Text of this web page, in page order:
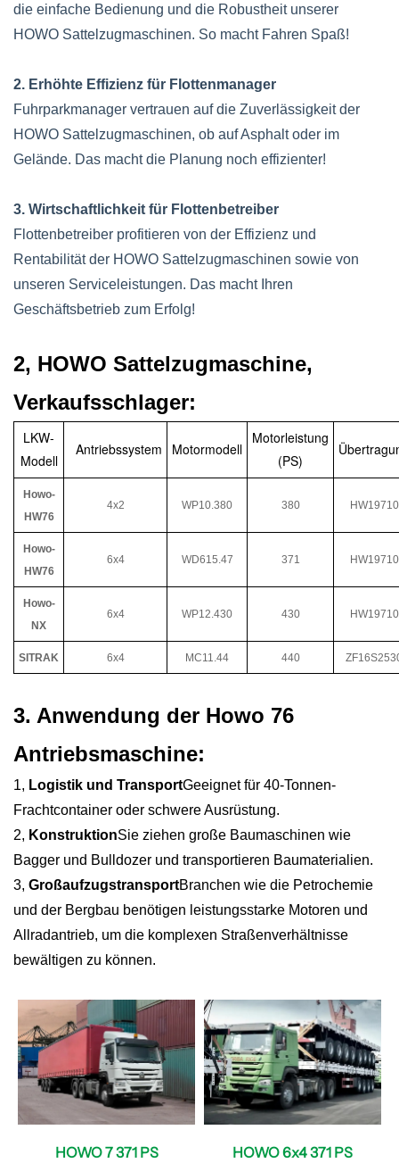
die einfache Bedienung und die Robustheit unserer
HOWO Sattelzugmaschinen. So macht Fahren Spaß!
2. Erhöhte Effizienz für Flottenmanager
Fuhrparkmanager vertrauen auf die Zuverlässigkeit der
HOWO Sattelzugmaschinen, ob auf Asphalt oder im
Gelände. Das macht die Planung noch effizienter!
3. Wirtschaftlichkeit für Flottenbetreiber
Flottenbetreiber profitieren von der Effizienz und
Rentabilität der HOWO Sattelzugmaschinen sowie von
unseren Serviceleistungen. Das macht Ihren
Geschäftsbetrieb zum Erfolg!
2, HOWO Sattelzugmaschine,
Verkaufsschlager:
LKW-
Modell
Antriebssystem Motormodell
Motorleistung
(PS)
Howo-
HW76
4x2 WP10.380 380 HW19710
Howo-
HW76
6x4 WD615.47 371 HW19710
Howo-
NX
6x4 WP12.430 430 HW19710
SITRAK 6x4 MC11.44 440
3. Anwendung der Howo 76
Antriebsmaschine:
1, Logistik und TransportGeeignet für 40-Tonnen-
Frachtcontainer oder schwere Ausrüstung.
2, KonstruktionSie ziehen große Baumaschinen wie
Bagger und Bulldozer und transportieren Baumaterialien.
3, GroßaufzugstransportBranchen wie die Petrochemie
und der Bergbau benötigen leistungsstarke Motoren und
Allradantrieb, um die komplexen Straßenverhältnisse
bewältigen zu können.
HOWO 7 371 PS
HOWO 6x4 371 PS